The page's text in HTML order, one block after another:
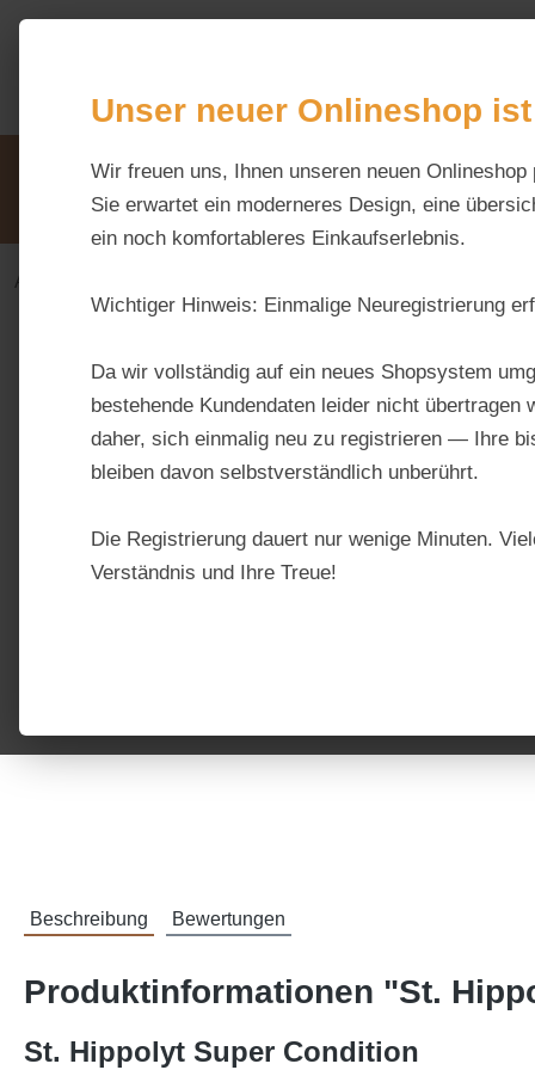
Hauptinhalt springen
Zur Suche springen
Unsere VorteileBeratung via WhatsApp:
0176 / 99 66 31 80
Alles fürs Pferd
Beschreibung Bewertungen
Produktinformationen "St.
St. Hippolyt Super Condition
Unser neuer Onlineshop
Wir freuen uns, Ihnen unseren neuen
Sie erwartet ein moderneres Design, eine
ein noch komfortableres Einkaufserlebnis.
Wichtiger Hinweis: Einmalige Neuregistrierung
Da wir vollständig auf ein neues Shopsystem
bestehende Kundendaten leider nicht übertragen
daher, sich einmalig neu zu registrieren — Ihre
bleiben davon selbstverständlich unberührt.
Die Registrierung dauert nur wenige Minuten.
Verständnis und Ihre Treue!